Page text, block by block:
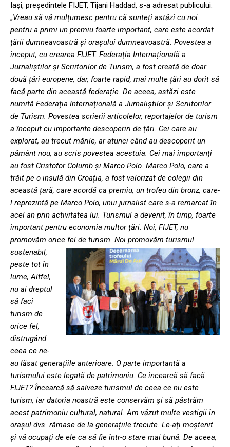
Iași, președintele FIJET, Tijani Haddad, s-a adresat publicului:
„Vreau să vă mulțumesc pentru că sunteți astăzi cu noi.
pentru a primi un premiu foarte important, care este acordat
țării dumneavoastră și orașului dumneavoastră. Povestea a
început, cu crearea FIJET. Federația Internațională a
Jurnaliștilor și Scriitorilor de Turism, a fost creată de doar
două țări europene, dar, foarte rapid, mai multe țări au dorit să
facă parte din această federație. De aceea, astăzi este
numită Federația Internațională a Jurnaliștilor și Scriitorilor
de Turism. Povestea scrierii articolelor, reportajelor de turism
a început cu importante descoperiri de țări. Cei care au
explorat, au trecut mările, ar atunci când au descoperit un
pământ nou, au scris povestea acestuia. Cei mai importanți
au fost Cristofor Columb și Marco Polo. Marco Polo, care a
trăit pe o insulă din Croația, a fost valorizat de colegii din
această țară, care acordă ca premiu, un trofeu din bronz, care-
l reprezintă pe Marco Polo, unui jurnalist care s-a remarcat în
acel an prin activitatea lui. Turismul a devenit, în timp, foarte
important pentru economia multor țări. Noi, FIJET, nu
promovăm orice fel de turism. Noi promovăm turismul
sustenabil,
peste tot în
lume, Altfel,
nu ai dreptul
să faci
turism de
orice fel,
distrugând
ceea ce ne-
au lăsat generațiile anterioare. O parte importantă a
turismului este legată de patrimoniu. Ce încearcă să facă
FIJET? Încearcă să salveze turismul de ceea ce nu este
turism, iar datoria noastră este conservăm și să păstrăm
acest patrimoniu cultural, natural. Am văzut multe vestigii în
orașul dvs. rămase de la generațiile trecute. Le-ați moștenit
și vă ocupați de ele ca să fie într-o stare mai bună. De aceea,